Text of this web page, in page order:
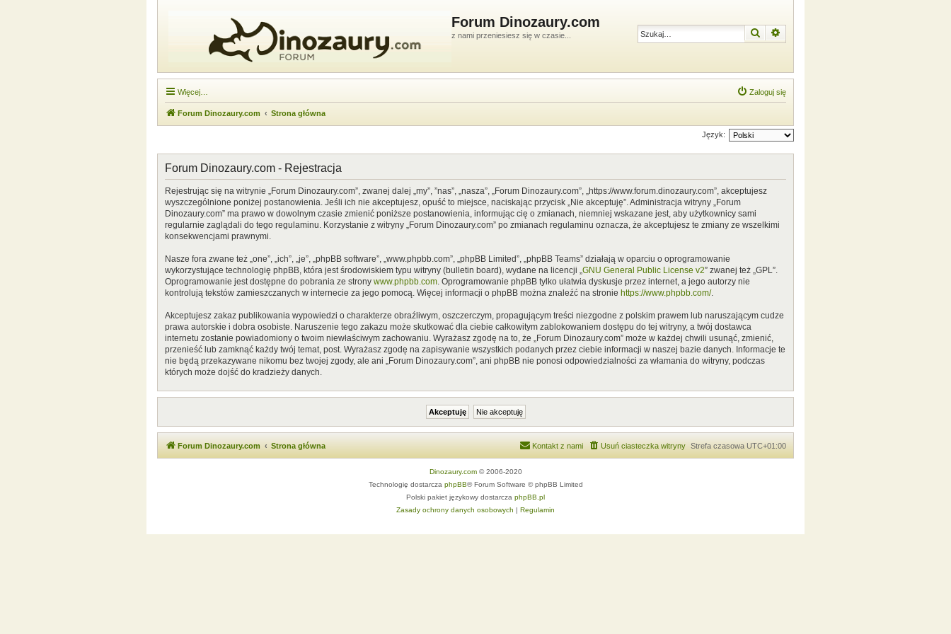
Forum Dinozaury.com
z nami przeniesiesz się w czasie... Szukaj
Więcej… Zaloguj się
Forum Dinozaury.com Strona główna
Język:
Forum Dinozaury.com - Rejestracja
Rejestrując się na witrynie „Forum Dinozaury.com”, zwanej dalej „my”, ”nas”, „nasza”, „Forum Dinozaury.com”, „https://www.forum.dinozaury.com”, akceptujesz
wyszczególnione poniżej postanowienia. Jeśli ich nie akceptujesz, opuść to miejsce, naciskając przycisk „Nie akceptuję”. Administracja witryny „Forum
Dinozaury.com” ma prawo w dowolnym czasie zmienić poniższe postanowienia, informując cię o zmianach, niemniej wskazane jest, aby użytkownicy sami
regularnie zaglądali do tego regulaminu. Korzystanie z witryny „Forum Dinozaury.com” po zmianach regulaminu oznacza, że akceptujesz te zmiany ze wszelkimi
konsekwencjami prawnymi.
Nasze fora zwane też „one”, „ich”, „je”, „phpBB software”, „www.phpbb.com”, „phpBB Limited”, „phpBB Teams” działają w oparciu o oprogramowanie
wykorzystujące technologię phpBB, która jest środowiskiem typu witryny (bulletin board), wydane na licencji „ GNU General Public License v2” zwanej też „GPL”.
Oprogramowanie jest dostępne do pobrania ze strony www.phpbb.com . Oprogramowanie phpBB tylko ułatwia dyskusje przez internet, a jego autorzy nie
kontrolują tekstów zamieszczanych w internecie za jego pomocą. Więcej informacji o phpBB można znaleźć na stronie https://www.phpbb.com/.
Akceptujesz zakaz publikowania wypowiedzi o charakterze obraźliwym, oszczerczym, propagującym treści niezgodne z polskim prawem lub naruszającym cudze
prawa autorskie i dobra osobiste. Naruszenie tego zakazu może skutkować dla ciebie całkowitym zablokowaniem dostępu do tej witryny, a twój dostawca
internetu zostanie powiadomiony o twoim niewłaściwym zachowaniu. Wyrażasz zgodę na to, że „Forum Dinozaury.com” może w każdej chwili usunąć, zmienić,
przenieść lub zamknąć każdy twój temat, post. Wyrażasz zgodę na zapisywanie wszystkich podanych przez ciebie informacji w naszej bazie danych. Informacje te
nie będą przekazywane nikomu bez twojej zgody, ale ani „Forum Dinozaury.com”, ani phpBB nie ponosi odpowiedzialności za włamania do witryny, podczas
których może dojść do kradzieży danych.
Forum Dinozaury.com Strona główna Strefa czasowa UTC+01:00
Usuń ciasteczka witryny
Kontakt z nami
Dinozaury.com© 2006-2020
Technologię dostarcza phpBB® Forum Software © phpBB Limited
Polski pakiet językowy dostarcza phpBB.pl
Zasady ochrony danych osobowych | Regulamin